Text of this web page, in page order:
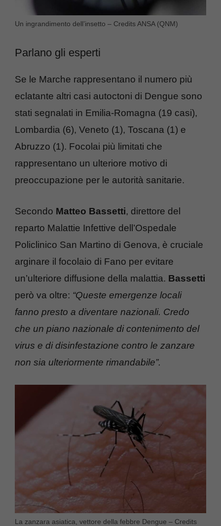
Un ingrandimento dell’insetto – Credits ANSA (QNM)
Parlano gli esperti
Se le Marche rappresentano il numero più
eclatante altri casi autoctoni di Dengue sono
stati segnalati in Emilia-Romagna (19 casi),
Lombardia (6), Veneto (1), Toscana (1) e
Abruzzo (1). Focolai più limitati che
rappresentano un ulteriore motivo di
preoccupazione per le autorità sanitarie.
Secondo Matteo Bassetti, direttore del
reparto Malattie Infettive dell’Ospedale
Policlinico San Martino di Genova, è cruciale
arginare il focolaio di Fano per evitare
un’ulteriore diffusione della malattia. Bassetti
però va oltre: “Queste emergenze locali
fanno presto a diventare nazionali. Credo
che un piano nazionale di contenimento del
virus e di disinfestazione contro le zanzare
non sia ulteriormente rimandabile”.
La zanzara asiatica, vettore della febbre Dengue – Credits